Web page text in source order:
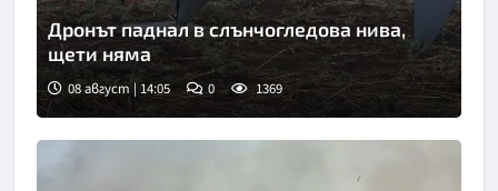
Дронът паднал в слънчогледова нива,
щети няма
08 август | 14:05 0 1369